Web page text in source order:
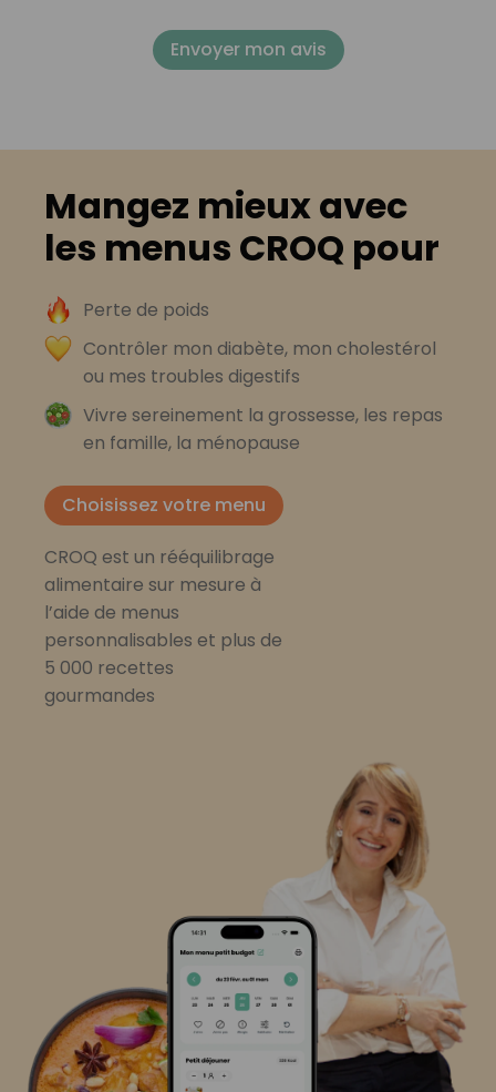
Envoyer mon avis
Mangez mieux avec
les menus CROQ pour
Perte de poids
Contrôler mon diabète, mon cholestérol
ou mes troubles digestifs
Vivre sereinement la grossesse, les repas
en famille, la ménopause
Choisissez votre menu
CROQ est un rééquilibrage
alimentaire sur mesure à
l’aide de menus
personnalisables et plus de
5 000 recettes
gourmandes